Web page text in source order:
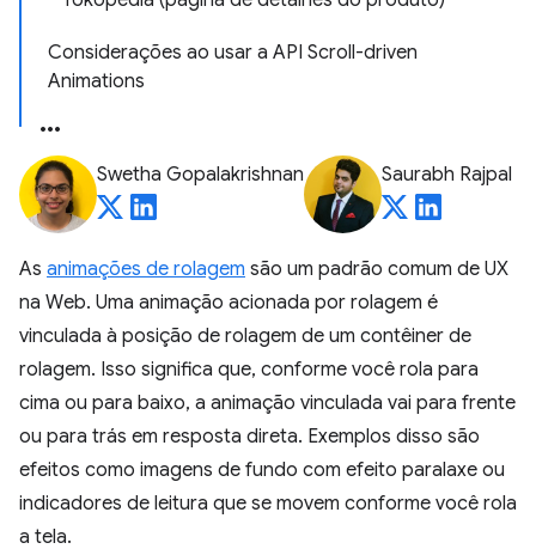
Considerações ao usar a API Scroll-driven
Animations
Swetha Gopalakrishnan Saurabh Rajpal
As animações de rolagem são um padrão comum de UX
na Web. Uma animação acionada por rolagem é
vinculada à posição de rolagem de um contêiner de
rolagem. Isso significa que, conforme você rola para
cima ou para baixo, a animação vinculada vai para frente
ou para trás em resposta direta. Exemplos disso são
efeitos como imagens de fundo com efeito paralaxe ou
indicadores de leitura que se movem conforme você rola
a tela.